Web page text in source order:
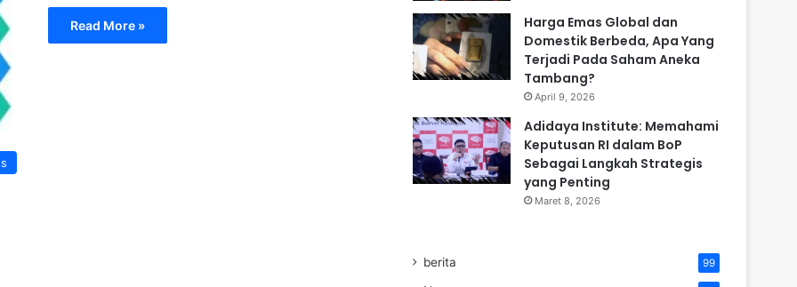
Read More »
Harga Emas Global dan
Domestik Berbeda, Apa Yang
Terjadi Pada Saham Aneka
Tambang?
April 9, 2026
Adidaya Institute: Memahami
Keputusan RI dalam BoP
Sebagai Langkah Strategis
yang Penting
Maret 8, 2026
berita 99